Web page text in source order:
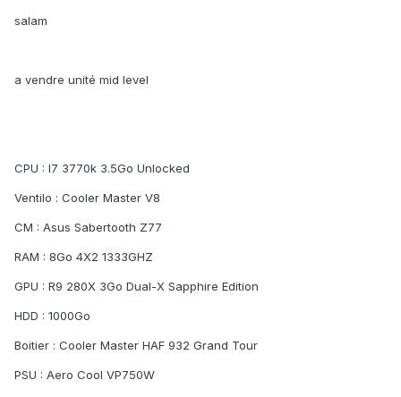
salam
a vendre unité mid level
CPU : I7 3770k 3.5Go Unlocked
Ventilo : Cooler Master V8
CM : Asus Sabertooth Z77
RAM : 8Go 4X2 1333GHZ
GPU : R9 280X 3Go Dual-X Sapphire Edition
HDD : 1000Go
Boitier : Cooler Master HAF 932 Grand Tour
PSU : Aero Cool VP750W